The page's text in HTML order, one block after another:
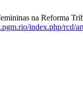
na Reforma
index.php/rcd/